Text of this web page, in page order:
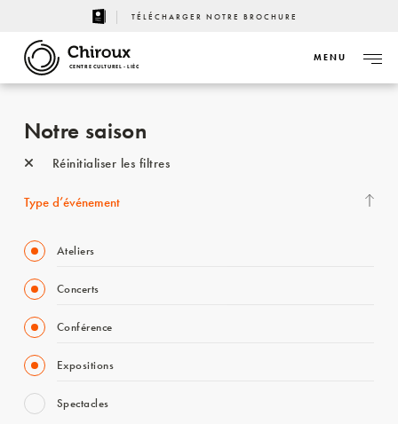
TÉLÉCHARGER NOTRE BROCHURE
CENTRE CULTUREL - LIÈGE
MENU
Notre saison
Réinitialiser les filtres
Type d’événement
Ateliers
Concerts
Conférence
Expositions
Spectacles